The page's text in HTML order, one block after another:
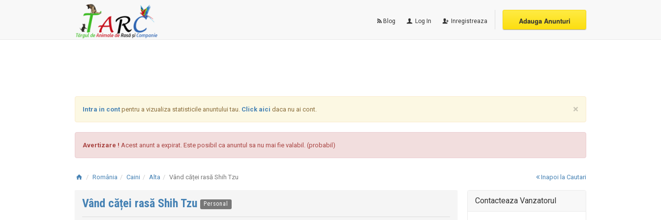
Blog Log In Inregistreaza Adauga Anunturi
×
Intra in cont pentru a vizualiza statisticile anuntului tau. Click aici daca nu ai cont.
Avertizare ! Acest anunt a expirat. Este posibil ca anuntul sa nu mai fie valabil. (probabil)
România Caini Alta Vând căței rasă Shih Tzu Inapoi la Cautari
Vând căței rasă Shih Tzu Personal Contacteaza Vanzatorul